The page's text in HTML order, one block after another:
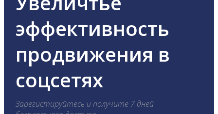
эффективность
продвижения в
соцсетях
Зарегистируйтесь и получите 7 дней